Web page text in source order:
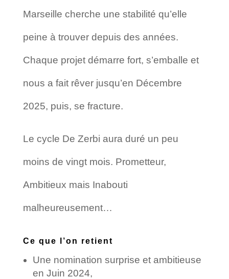
Marseille cherche une stabilité qu’elle
peine à trouver depuis des années.
Chaque projet démarre fort, s’emballe et
nous a fait rêver jusqu’en Décembre
2025, puis, se fracture.
Le cycle De Zerbi aura duré un peu
moins de vingt mois. Prometteur,
Ambitieux mais Inabouti
malheureusement…
Ce que l’on retient
Une nomination surprise et ambitieuse
en Juin 2024,